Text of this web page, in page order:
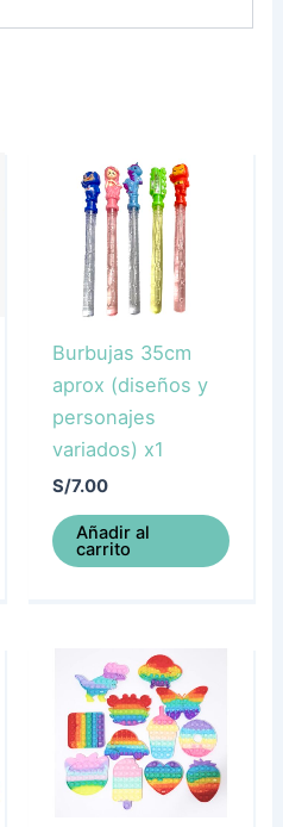
Burbujas 35cm
aprox (diseños y
personajes
variados) x1
S/7.00
Añadir al
carrito